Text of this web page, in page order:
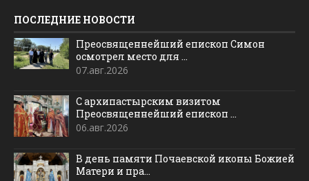
ПОСЛЕДНИЕ НОВОСТИ
Преосвященнейший епископ Симон
осмотрел место для ...
07.авг.2026
С архипастырским визитом
Преосвященнейший епископ ...
06.авг.2026
В день памяти Почаевской иконы Божией
Матери и пра...